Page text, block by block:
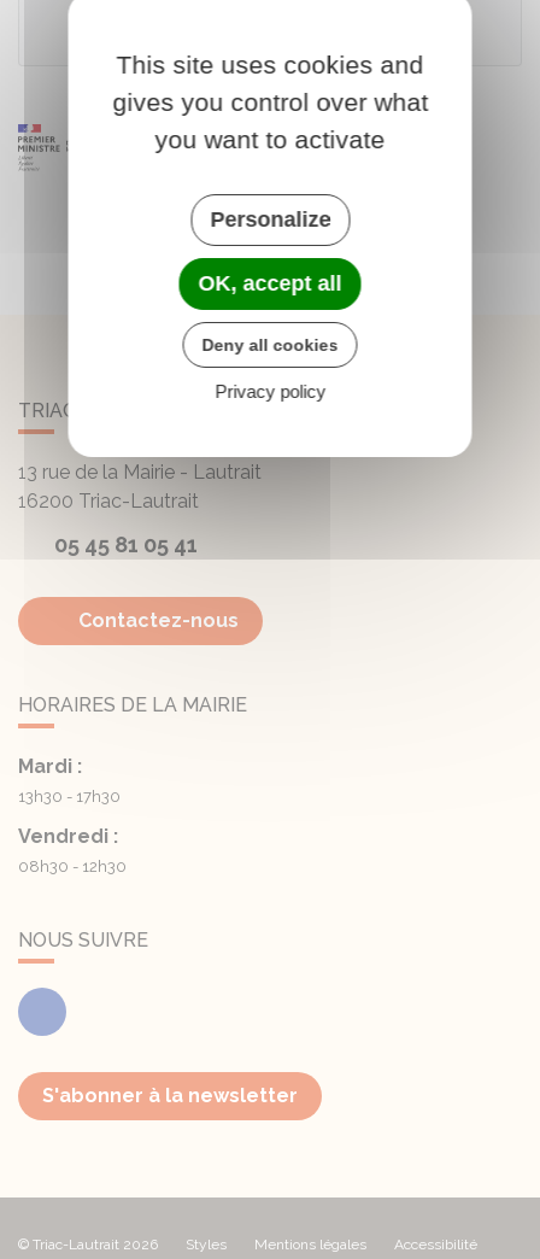
TRIAC-LAUTRAIT
13 rue de la Mairie - Lautrait
16200 Triac-Lautrait
05 45 81 05 41
Contactez-nous
HORAIRES DE LA MAIRIE
Mardi :
13h30 - 17h30
Vendredi :
08h30 - 12h30
NOUS SUIVRE
Facebook
S'abonner à la newsletter
© Triac-Lautrait 2026 Styles Mentions légales Accessibilité
This site uses cookies and
gives you control over what
you want to activate
Personalize
OK, accept all
Deny all cookies
Privacy policy